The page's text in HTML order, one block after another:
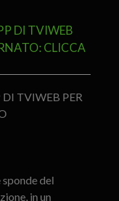
DI TVIWEB
CLICCA
TVIWEB PER
del
in un